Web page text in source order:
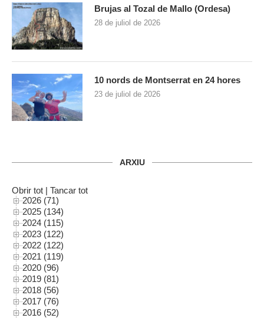
Brujas al Tozal de Mallo (Ordesa)
28 de juliol de 2026
10 nords de Montserrat en 24 hores
23 de juliol de 2026
ARXIU
Obrir tot | Tancar tot
2026 (71)
2025 (134)
2024 (115)
2023 (122)
2022 (122)
2021 (119)
2020 (96)
2019 (81)
2018 (56)
2017 (76)
2016 (52)